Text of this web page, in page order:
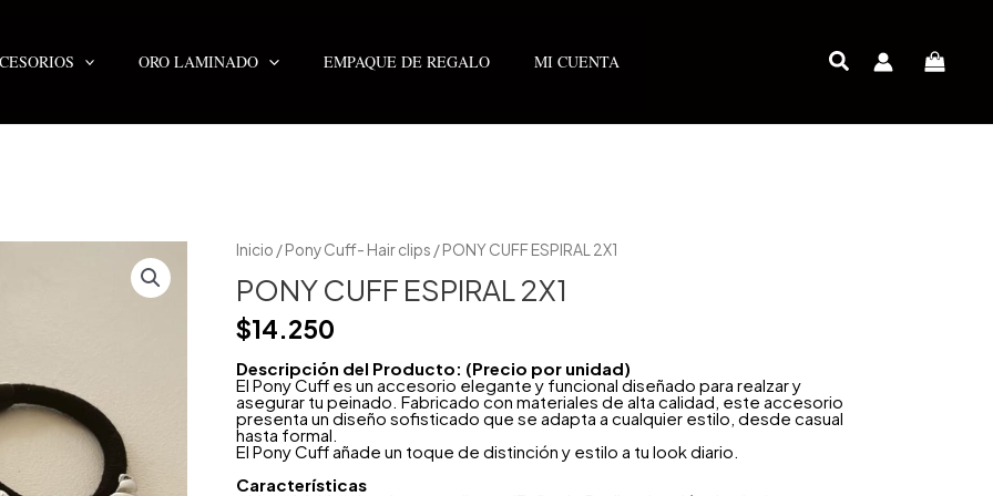
ORO LAMINADO EMPAQUE DE REGALO MI CUENTA
Inicio /Pony Cuff- Hair clips / PONY CUFF ESPIRAL 2X1
PONY CUFF ESPIRAL 2X1
$14.250
Descripción del Producto: (Precio por unidad)
El Pony Cuff es un accesorio elegante y funcional diseñado para realzar y
asegurar tu peinado. Fabricado con materiales de alta calidad, este accesorio
presenta un diseño sofisticado que se adapta a cualquier estilo, desde casual
hasta formal.
El Pony Cuff añade un toque de distinción y estilo a tu look diario.
Características
PONY
CUFF
ESPIRAL
2X1
cantidad